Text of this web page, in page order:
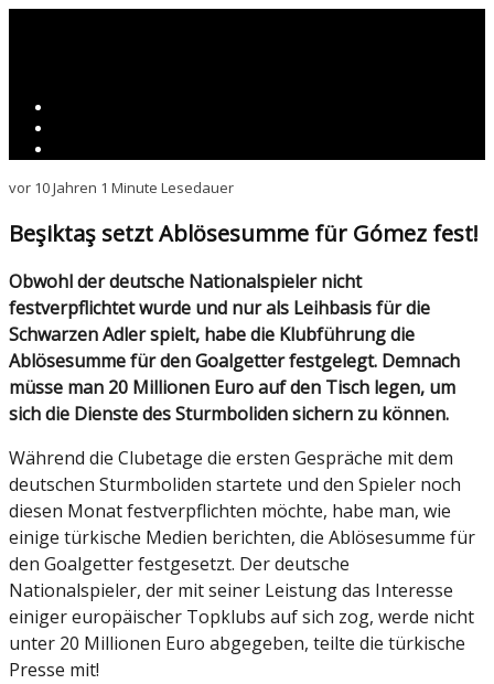
vor 10 Jahren 1 Minute Lesedauer
Beşiktaş setzt Ablösesumme für Gómez fest!
Obwohl der deutsche Nationalspieler nicht
festverpflichtet wurde und nur als Leihbasis für die
Schwarzen Adler spielt, habe die Klubführung die
Ablösesumme für den Goalgetter festgelegt. Demnach
müsse man 20 Millionen Euro auf den Tisch legen, um
sich die Dienste des Sturmboliden sichern zu können.
Während die Clubetage die ersten Gespräche mit dem
deutschen Sturmboliden startete und den Spieler noch
diesen Monat festverpflichten möchte, habe man, wie
einige türkische Medien berichten, die Ablösesumme für
den Goalgetter festgesetzt. Der deutsche
Nationalspieler, der mit seiner Leistung das Interesse
einiger europäischer Topklubs auf sich zog, werde nicht
unter 20 Millionen Euro abgegeben, teilte die türkische
Presse mit!